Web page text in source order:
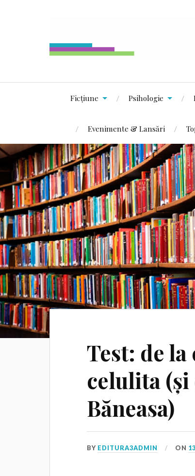
Ficțiune Psihologie
Evenimente & Lansări
Test: de la
celulita (și
Băneasa)
BY EDITURA3ADMIN ON